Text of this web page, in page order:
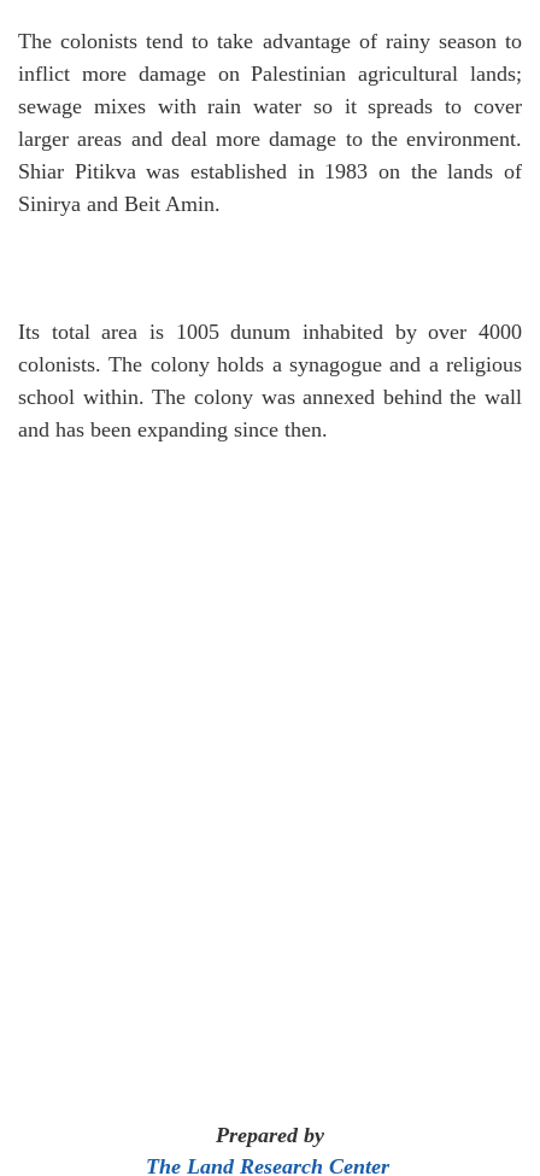
The colonists tend to take advantage of rainy season to
inflict more damage on Palestinian agricultural lands;
sewage mixes with rain water so it spreads to cover
larger areas and deal more damage to the environment.
Shiar Pitikva was established in 1983 on the lands of
Sinirya and Beit Amin.
Its total area is 1005 dunum inhabited by over 4000
colonists. The colony holds a synagogue and a religious
school within.The colony was annexed behind the wall
and has been expanding since then.
Prepared by
The Land Research Center